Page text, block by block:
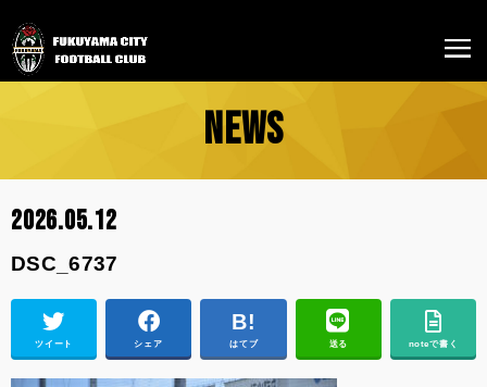
NEWS
2026.05.12
DSC_6737
ツイート シェア はてブ 送る noteで書く